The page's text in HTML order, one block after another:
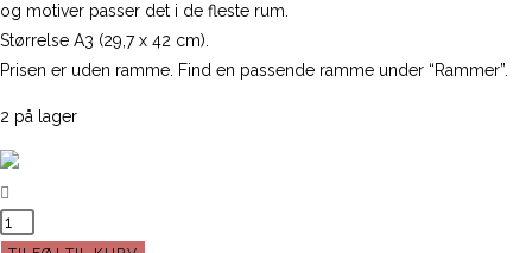
og motiver passer det i de fleste rum.
Størrelse A3 (29,7 x 42 cm).
Prisen er uden ramme. Find en passende ramme under “Rammer”.
2 på lager
Fiori